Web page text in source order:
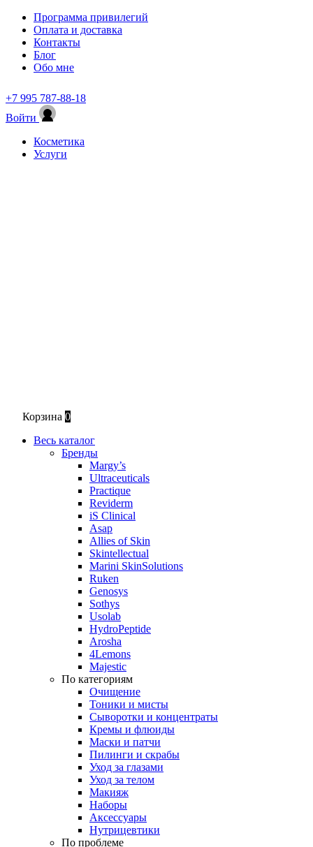
Программа привилегий
Оплата и доставка
Контакты
Блог
Обо мне
+7 995 787-88-18
Войти
Косметика
Услуги
Корзина 0
Весь каталог
Бренды
Margy’s
Ultraceuticals
Practique
Reviderm
iS Clinical
Asap
Allies of Skin
Skintellectual
Marini SkinSolutions
Ruken
Genosys
Sothys
Usolab
HydroPeptide
Arosha
4Lemons
Majestic
По категориям
Очищение
Тоники и мисты
Сыворотки и концентраты
Кремы и флюиды
Маски и патчи
Пилинги и скрабы
Уход за глазами
Уход за телом
Макияж
Наборы
Аксессуары
Нутрицевтики
По проблеме